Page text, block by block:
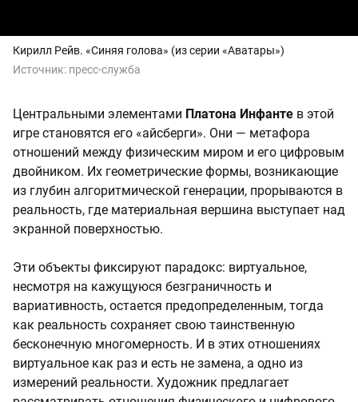
Кирилл Рейв. «Синяя голова» (из серии «Аватары»)
Источник: пресс-служба
Центральными элементами Платона Инфанте в этой
игре становятся его «айсберги». Они — метафора
отношений между физическим миром и его цифровым
двойником. Их геометрические формы, возникающие
из глубин алгоритмической генерации, прорываются в
реальность, где материальная вершина выступает над
экранной поверхностью.
Эти объекты фиксируют парадокс: виртуальное,
несмотря на кажущуюся безграничность и
вариативность, остается предопределенным, тогда
как реальность сохраняет свою таинственную
бесконечную многомерность. И в этих отношениях
виртуальное как раз и есть не замена, а одно из
измерений реальности. Художник предлагает